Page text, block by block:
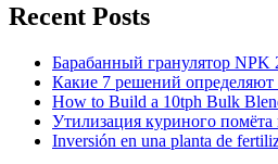
Recent Posts
Барабанный гранулятор NPK
Какие 7 решений определяют
How to Build a 10tph Bulk
Утилизация куриного
Inversión en una planta de